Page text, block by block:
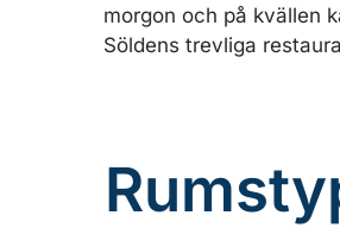
morgon och på kvällen
Söldens trevliga